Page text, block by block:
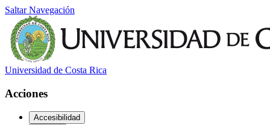
Saltar Navegación
Universidad de Costa Rica
Acciones
Accesibilidad